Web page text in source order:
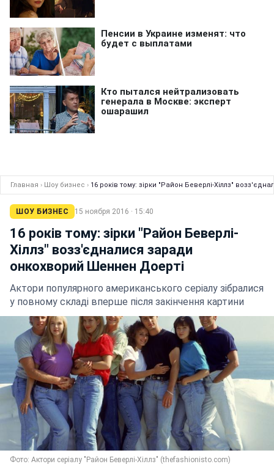
Главная › Шоу бизнес › 16 років тому: зірки "Район Беверлі-Хіллз"
ШОУ БИЗНЕС 15 ноября 2016 · 15:40
16 років тому: зірки "Район Беверлі-
Хіллз" возз'єдналися заради
онкохворий Шеннен Доерті
Актори популярного американського серіалу зібралися
у повному складі вперше після закінчення картини
Фото: Актори серіалу "Район Беверлі-Хіллз" (thefashionisto.com)